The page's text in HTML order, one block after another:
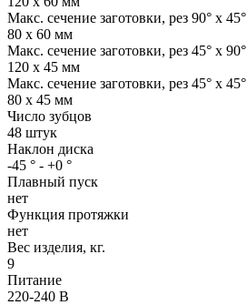
Макс. сечение заготовки, рез 90° x 45°
80 x 60 мм
Макс. сечение заготовки, рез 45° x 90°
120 x 45 мм
Макс. сечение заготовки, рез 45° x 45°
80 x 45 мм
Число зубцов
48 штук
Наклон диска
-45 ° - +0 °
Плавный пуск
нет
Функция протяжки
нет
Вес изделия, кг.
9
Питание
220-240 В